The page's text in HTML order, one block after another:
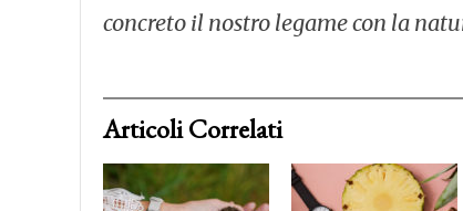
concreto il nostro legame con la
Articoli Correlati